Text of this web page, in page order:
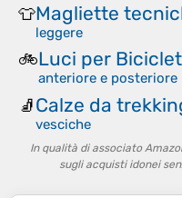
👕Magliette
leggere
🚲Luci per
anteriore e posteriore
🧦Calze da
vesciche
In qualità di associato
sugli acquisti idonei